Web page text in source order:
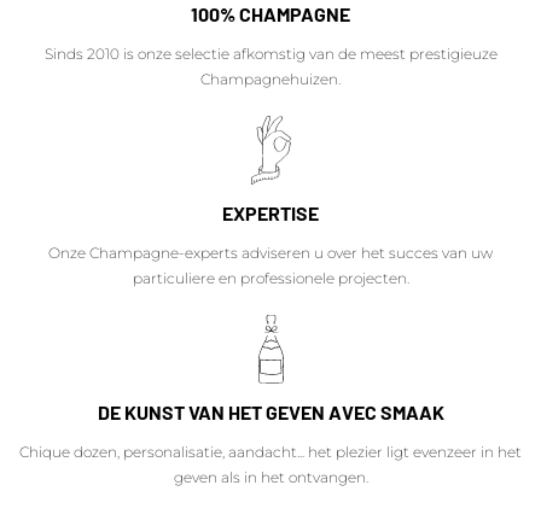
100% CHAMPAGNE
Sinds 2010 is onze selectie afkomstig van de meest prestigieuze
Champagnehuizen.
EXPERTISE
Onze Champagne-experts adviseren u over het succes van uw
particuliere en professionele projecten.
DE KUNST VAN HET GEVEN AVEC SMAAK
Chique dozen, personalisatie, aandacht... het plezier ligt evenzeer in het
geven als in het ontvangen.